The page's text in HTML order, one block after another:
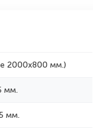
2000x800 мм.)
мм.
мм.